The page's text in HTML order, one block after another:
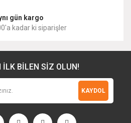
gün kargo
kadar ki siparişler
İLK BİLEN SİZ OLUN!
KAYDOL